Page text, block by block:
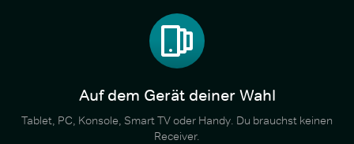
Auf dem Gerät deiner Wahl
Tablet, PC, Konsole, Smart TV oder Handy. Du brauchst keinen
Receiver.